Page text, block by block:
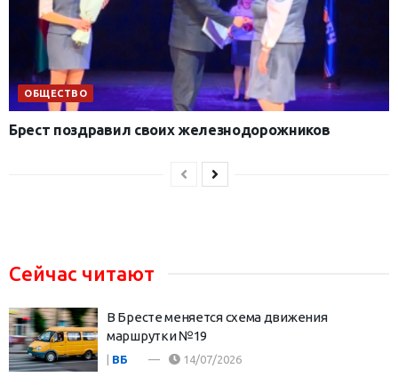
ОБЩЕСТВО
Брест поздравил своих железнодорожников
Сейчас читают
В Бресте меняется схема движения
маршрутки №19
ВБ 14/07/2026